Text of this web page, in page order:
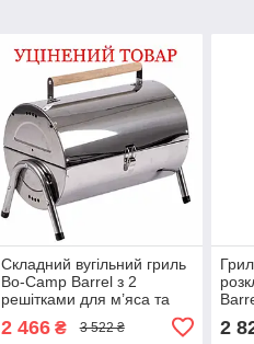
Складний вугільний гриль
Bo-Camp Barrel з 2
решітками для м’яса та
овочів, нержавіюча сталь,
сріблястий Discounted
2 466₴ 3 522 ₴ 2